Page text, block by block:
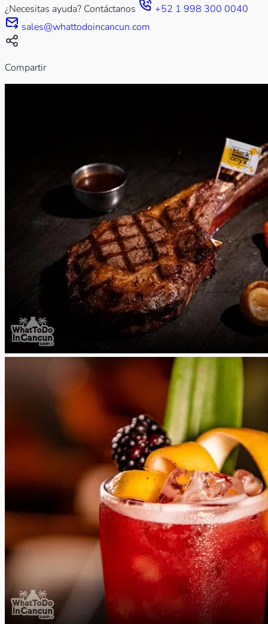
¿Necesitas ayuda? Contáctanos
+52 1 998 300 0040
sales@whattodoincancun.com
Compartir